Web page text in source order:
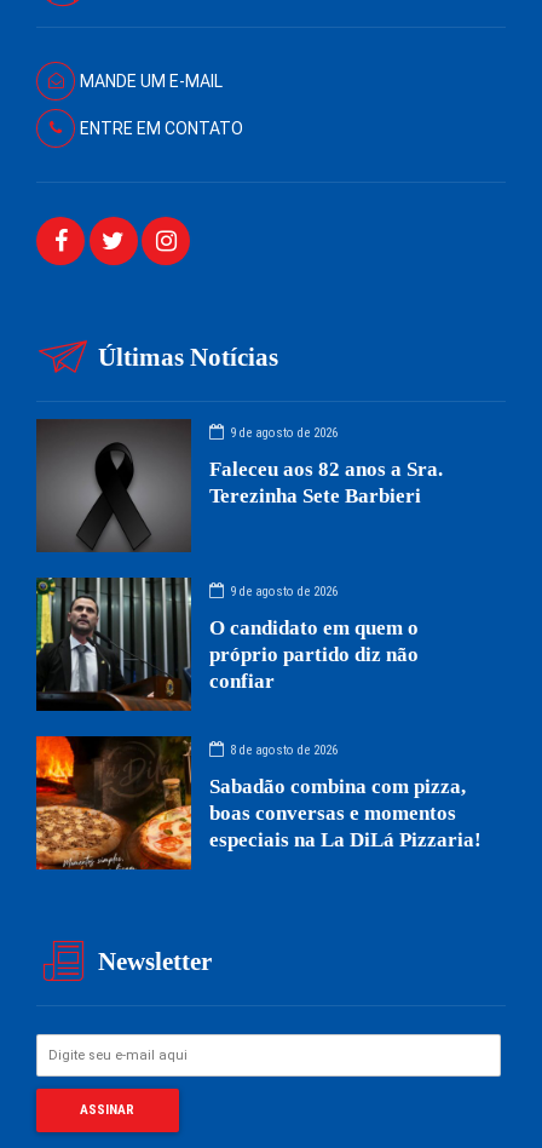
MANDE UM E-MAIL
ENTRE EM CONTATO
Últimas Notícias
9 de agosto de 2026
Faleceu aos 82 anos a Sra.
Terezinha Sete Barbieri
9 de agosto de 2026
O candidato em quem o
próprio partido diz não
confiar
8 de agosto de 2026
Sabadão combina com pizza,
boas conversas e momentos
especiais na La DiLá Pizzaria!
Newsletter